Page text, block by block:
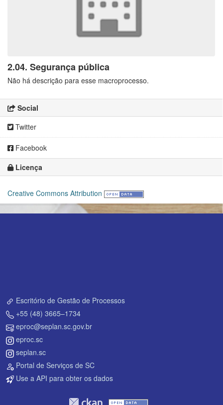
2.04. Segurança pública
Não há descrição para esse macroprocesso.
Social
Twitter
Facebook
Licença
Creative Commons Attribution
Escritório de Gestão de Processos
+55 (48) 3665–1734
eproc@seplan.sc.gov.br
eproc.sc
seplan.sc
Portal de Serviços de SC
Use a API para obter os dados